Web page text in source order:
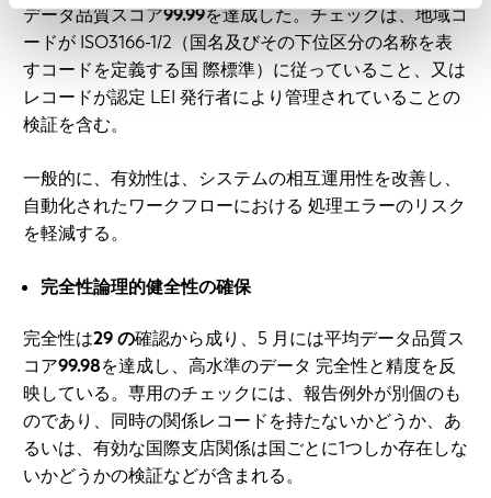
データ品質スコア99.99を達成した。チェックは、地域コ
ードが ISO3166-1/2（国名及びその下位区分の名称を表
すコードを定義する国 際標準）に従っていること、又は
レコードが認定 LEI 発行者により管理されていることの
検証を含む。
一般的に、有効性は、システムの相互運用性を改善し、
自動化されたワークフローにおける 処理エラーのリスク
を軽減する。
完全性論理的健全性の確保
完全性は29 の確認から成り、5 月には平均データ品質ス
コア99.98を達成し、高水準のデータ 完全性と精度を反
映している。専用のチェックには、報告例外が別個のも
のであり、同時の関係レコードを持たないかどうか、あ
るいは、有効な国際支店関係は国ごとに1つしか存在しな
いかどうかの検証などが含まれる。